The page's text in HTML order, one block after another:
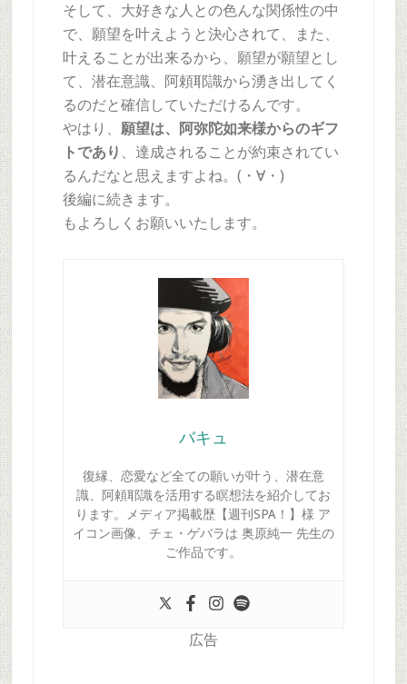
そして、大好きな人との色んな関係性の中
で、願望を叶えようと決心されて、また、
叶えることが出来るから、願望が願望とし
て、潜在意識、阿頼耶識から湧き出してく
るのだと確信していただけるんです。
やはり、 願望は、阿弥陀如来様からのギフ
トであり 、達成されることが約束されてい
るんだなと思えますよね。(・∀・)
後編に続きます。
もよろしくお願いいたします。
バキュ
復縁、恋愛など全ての願いが叶う、潜在意
識、阿頼耶識を活用する瞑想法を紹介してお
ります。メディア掲載歴【週刊SPA！】様 ア
イコン画像、チェ・ゲバラは 奥原純一 先生の
ご作品です。
広告